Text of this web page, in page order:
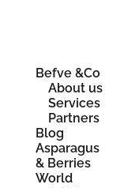
Befve &Co
About us
Services
Partners
Blog
Asparagus
& Berries
World